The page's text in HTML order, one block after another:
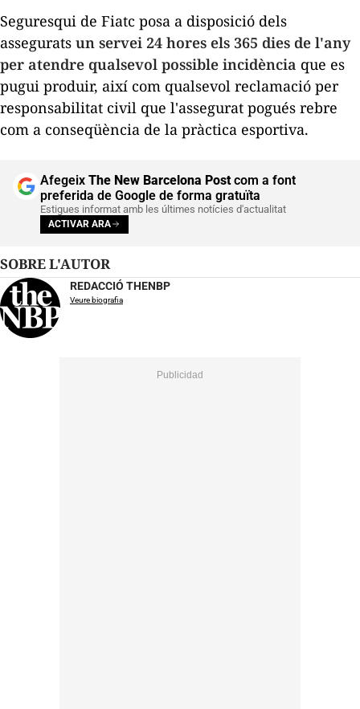
Seguresqui de Fiatc posa a disposició dels
assegurats un servei 24 hores els 365 dies de l'any
per atendre qualsevol possible incidència que es
pugui produir, així com qualsevol reclamació per
responsabilitat civil que l'assegurat pogués rebre
com a conseqüència de la pràctica esportiva.
Afegeix The New Barcelona Postcom a font
preferida de Google de forma gratuïta
Estigues informat amb les últimes notícies d'actualitat
ACTIVAR ARA
SOBRE L'AUTOR
REDACCIÓ THENBP
Veure biografia